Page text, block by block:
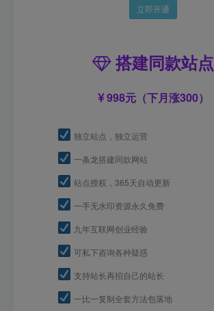
立即开通
搭建同款站点
998元（下月涨300）
独立站点，独立运营
一条龙搭建同款网站
站点授权，365天自动更新
一手无水印资源永久免费
九年互联网创业经验
可私下咨询各种疑惑
支持站长再招自己的站长
一比一复制全套方法包落地